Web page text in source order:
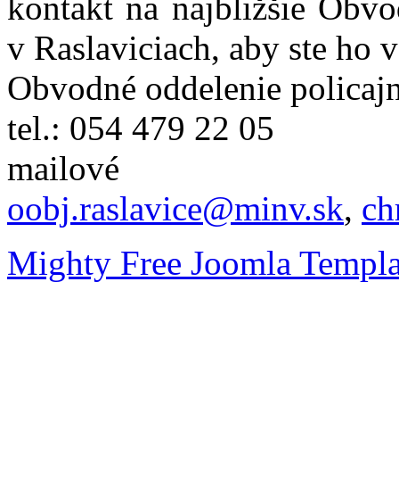
kontakt na najbližšie
v Raslaviciach, aby ste ho
Obvodné oddelenie
tel.: 054 479 22 05
oobj.raslavice@minv.sk,
Mighty Free Joomla